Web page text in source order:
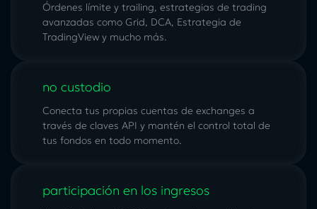
Órdenes límite y trailing, estrategias de trading
avanzadas como Grid, DCA, Estrategia de
TradingView y mucho más.
no custodio
Conecta tus propias cuentas de exchanges a
través de claves API y mantén el control total de
tus fondos en todo momento.
participación en los ingresos